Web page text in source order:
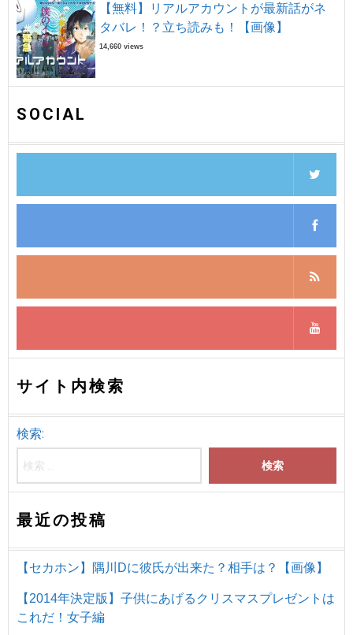
【無料】リアルアカウントが最新話がネ
タバレ！？立ち読みも！【画像】
14,660 views
SOCIAL
サイト内検索
検索:
最近の投稿
【セカホン】隅川Dに彼氏が出来た？相手は？【画像】
【2014年決定版】子供にあげるクリスマスプレゼントは
これだ！女子編